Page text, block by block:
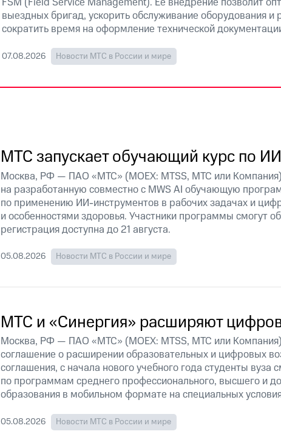
выездных бригад, ускорить обслуживание оборудования
сократить время на оформление технической
07.08.2026 Новости МТС в России и мире
МТС запускает обучающий курс по
Москва, РФ — ПАО «МТС» (MOEX: MTSS, МТС или Компания)
на разработанную совместно с MWS AI обучающую
по применению ИИ-инструментов в рабочих задачах и
и особенностями здоровья. Участники программы смогут
регистрация доступна до 21 августа.
05.08.2026 Новости МТС в России и мире
МТС и «Синергия» расширяют
Москва, РФ — ПАО «МТС» (MOEX: MTSS, МТС или
соглашение о расширении образовательных и цифровых
соглашения, с начала нового учебного года студенты вуза
по программам среднего профессионального, высшего и
образования в мобильном формате на специальных
05.08.2026 Новости МТС в России и мире